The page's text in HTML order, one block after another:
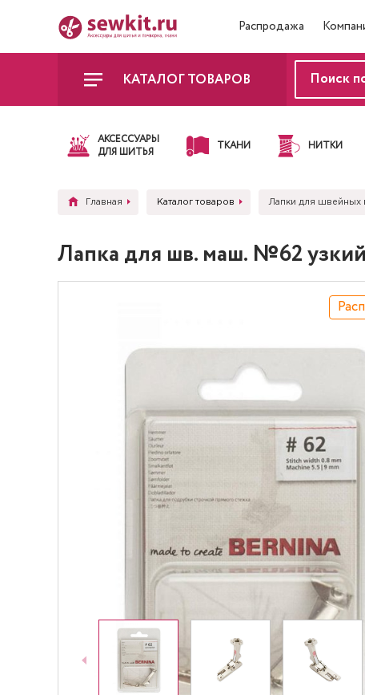
Распродажа
КАТАЛОГ ТОВАРОВ
АКСЕССУАРЫ
ДЛЯ ШИТЬЯ
ТКАНИ НИТКИ
Главная Каталог товаров Лапки для швейных
Лапка для шв. маш. №62